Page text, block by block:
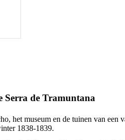
Serra de Tramuntana
het museum en de tuinen van een
1838-1839.